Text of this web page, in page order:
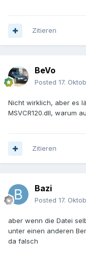
Zitieren
BeVo
Posted 17.
Nicht wirklich, aber es
MSVCR120.dll, warum
Zitieren
Bazi
Posted 17.
aber wenn die Datei
unter einen anderen
da falsch